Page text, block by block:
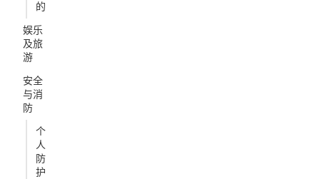
的
娱乐
及旅
游
安全
与消
防
个
人
防
护